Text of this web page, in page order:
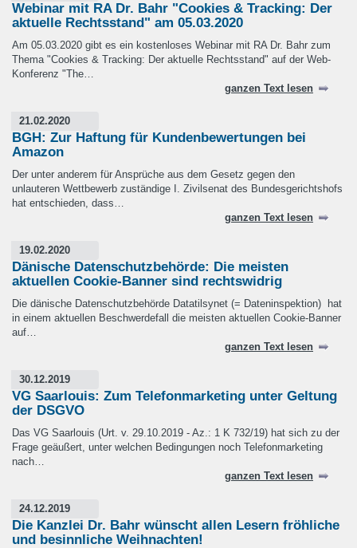
Webinar mit RA Dr. Bahr "Cookies & Tracking: Der
aktuelle Rechtsstand" am 05.03.2020
Am 05.03.2020 gibt es ein kostenloses Webinar mit RA Dr. Bahr zum
Thema "Cookies & Tracking: Der aktuelle Rechtsstand" auf der Web-
Konferenz "The…
ganzen Text lesen
21.02.2020
BGH: Zur Haftung für Kundenbewertungen bei
Amazon
Der unter anderem für Ansprüche aus dem Gesetz gegen den
unlauteren Wettbewerb zuständige I. Zivilsenat des Bundesgerichtshofs
hat entschieden, dass…
ganzen Text lesen
19.02.2020
Dänische Datenschutzbehörde: Die meisten
aktuellen Cookie-Banner sind rechtswidrig
Die dänische Datenschutzbehörde Datatilsynet (= Dateninspektion) hat
in einem aktuellen Beschwerdefall die meisten aktuellen Cookie-Banner
auf…
ganzen Text lesen
30.12.2019
VG Saarlouis: Zum Telefonmarketing unter Geltung
der DSGVO
Das VG Saarlouis (Urt. v. 29.10.2019 - Az.: 1 K 732/19) hat sich zu der
Frage geäußert, unter welchen Bedingungen noch Telefonmarketing
nach…
ganzen Text lesen
24.12.2019
Die Kanzlei Dr. Bahr wünscht allen Lesern fröhliche
und besinnliche Weihnachten!